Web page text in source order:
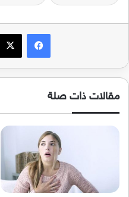
فيسبوك
مقالات ذات صلة